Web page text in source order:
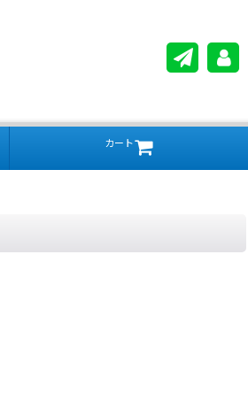
カート